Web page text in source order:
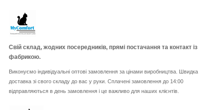
Свій склад, жодних посередників, прямі постачання та контакт із
фабрикою.
Виконуємо індивідуальні оптові замовлення за цінами виробництва. Швидка
доставка зі свого складу до вас у руки. Сплачені замовлення до 14:00
відправляються в день замовлення і це важливо для наших клієнтів.